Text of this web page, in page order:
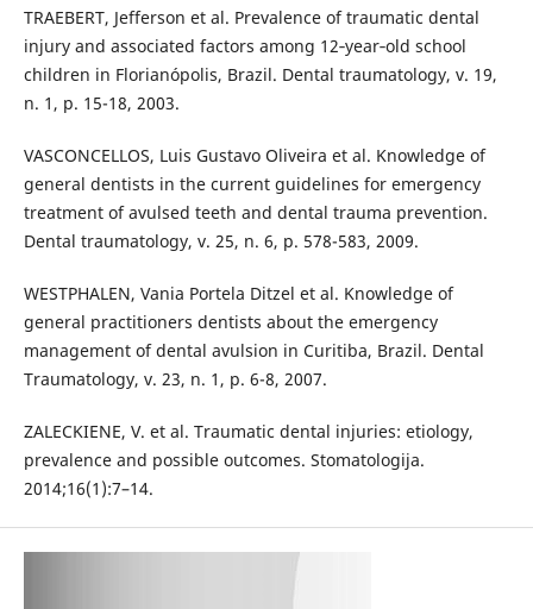
TRAEBERT, Jefferson et al. Prevalence of traumatic dental
injury and associated factors among 12‐year‐old school
children in Florianópolis, Brazil. Dental traumatology, v. 19,
n. 1, p. 15-18, 2003.
VASCONCELLOS, Luis Gustavo Oliveira et al. Knowledge of
general dentists in the current guidelines for emergency
treatment of avulsed teeth and dental trauma prevention.
Dental traumatology, v. 25, n. 6, p. 578-583, 2009.
WESTPHALEN, Vania Portela Ditzel et al. Knowledge of
general practitioners dentists about the emergency
management of dental avulsion in Curitiba, Brazil. Dental
Traumatology, v. 23, n. 1, p. 6-8, 2007.
ZALECKIENE, V. et al. Traumatic dental injuries: etiology,
prevalence and possible outcomes. Stomatologija.
2014;16(1):7–14.